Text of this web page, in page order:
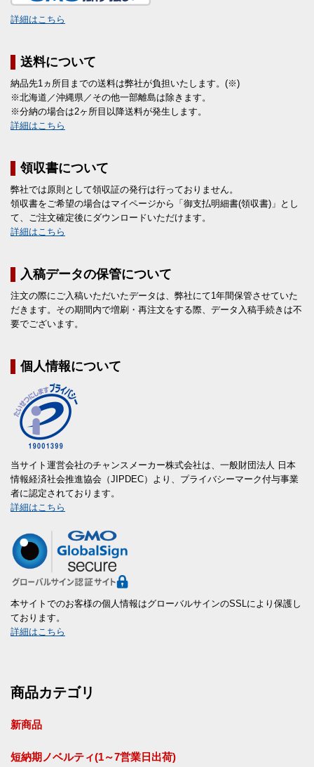
詳細はこちら
送料について
納品先1ヵ所目までの送料は弊社が負担いたします。(※)
※北海道／沖縄県／その他一部離島は除きます。
※分納の場合は2ヶ所目以降送料が発生します。
詳細はこちら
領収書について
弊社では原則として領収証の発行は行っておりません。
領収書をご希望の場合はマイページから「御支払明細書(領収書)」とし
て、ご注文確定後にダウンロードいただけます。
詳細はこちら
入稿データの保管について
注文の際にご入稿いただいたデータは、弊社にて1年間保管させていた
だきます。その期間内で増刷・再注文をする際、データ入稿手続きは不
要でございます。
個人情報について
当サイト運営会社のチャンスメーカー株式会社は、一般財団法人 日本
情報経済社会推進協会（JIPDEC）より、プライバシーマーク付与事業
者に認定されております。
詳細はこちら
本サイトでのお客様の個人情報はグローバルサインのSSLにより保護し
ております。
詳細はこちら
商品カテゴリ
新商品
短納期ノベルティ(1～7営業日出荷)